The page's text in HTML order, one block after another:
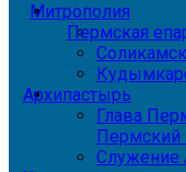
Митрополия
Пермская
Архипастырь
Глава
Пермский
Служение